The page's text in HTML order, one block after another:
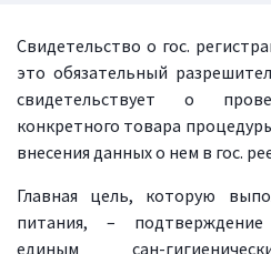
Свидетельство о гос.
это обязательный
свидетельствует о
конкретного товара
внесения данных о нем в гос.
Главная цель, которую
питания, –
единым сан-